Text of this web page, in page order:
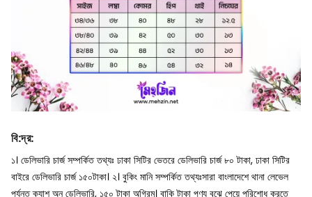
বি:দ্র:
১। ডেলিভারি চার্জ সম্পর্কিত তথ্যঃ ঢাকা সিটির ভেতরে ডেলিভারি চার্জ ৮০ টাকা, ঢাকা সিটির
বাইরে ডেলিভারি চার্জ ১৫০টাকা। ২। বুকিং মানি সম্পর্কিত তথ্যঃসারা বাংলাদেশে থানা লেভেল
পর্যন্ত ক্যাশ অন ডেলিভারি, ১৫০ টাকা অগ্রিম। বাকি টাকা পণ্য বুঝে পেয়ে পরিশোধ করতে